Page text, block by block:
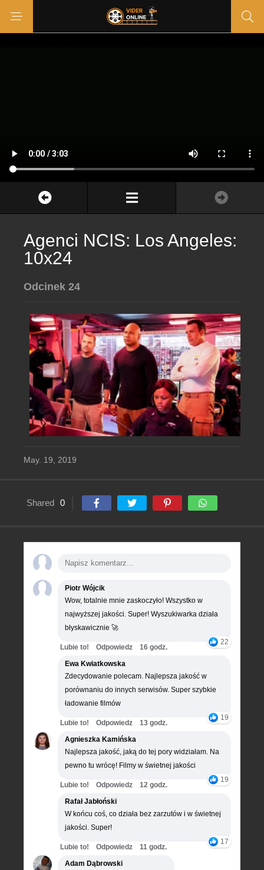
Agenci NCIS: Los Angeles:
10x24
Odcinek 24
May. 19, 2019
Shared 0
Piotr Wójcik
Wow, totalnie mnie zaskoczyło! Wszystko w
najwyższej jakości. Super! Wyszukiwarka działa
błyskawicznie 🚀
22
Lubie to! Odpowiedz
16 godz.
Ewa Kwiatkowska
Zdecydowanie polecam. Najlepsza jakość w
porównaniu do innych serwisów. Super szybkie
ładowanie filmów
19
Lubie to! Odpowiedz
13 godz.
Agnieszka Kamińska
Najlepsza jakość, jaką do tej pory widziałam. Na
pewno tu wrócę! Filmy w świetnej jakości
19
Lubie to! Odpowiedz
12 godz.
Rafał Jabłoński
W końcu coś, co działa bez zarzutów i w świetnej
jakości. Super!
17
Lubie to! Odpowiedz
11 godz.
Adam Dąbrowski